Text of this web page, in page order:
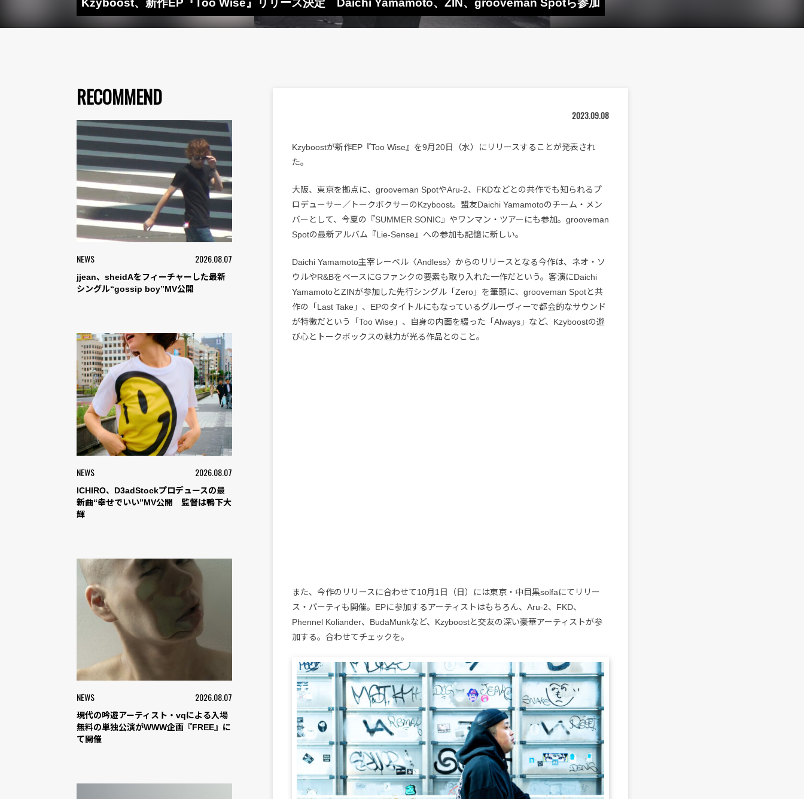
Kzyboost、新作EP『Too Wise』リリース決定 Daichi Yamamoto、ZIN、grooveman Spotら参加
RECOMMEND
NEWS 2026.08.07
jjean、sheidAをフィーチャーした最新
シングル“gossip boy”MV公開
NEWS 2026.08.07
ICHIRO、D3adStockプロデュースの最
新曲“幸せでいい”MV公開 監督は鴨下大
輝
NEWS 2026.08.07
現代の吟遊アーティスト・vqによる入場
無料の単独公演がWWW企画『FREE』に
て開催
2023.09.08
Kzyboostが新作EP『Too Wise』を9月20日（水）にリリースすることが発表され
た。
大阪、東京を拠点に、grooveman SpotやAru-2、FKDなどとの共作でも知られるプ
ロデューサー／トークボクサーのKzyboost。盟友Daichi Yamamotoのチーム・メン
バーとして、今夏の『SUMMER SONIC』やワンマン・ツアーにも参加。grooveman
Spotの最新アルバム『Lie-Sense』への参加も記憶に新しい。
Daichi Yamamoto主宰レーベル〈Andless〉からのリリースとなる今作は、ネオ・ソ
ウルやR&BをベースにGファンクの要素も取り入れた一作だという。客演にDaichi
YamamotoとZINが参加した先行シングル「Zero」を筆頭に、grooveman Spotと共
作の「Last Take」、EPのタイトルにもなっているグルーヴィーで都会的なサウンド
が特徴だという「Too Wise」、自身の内面を綴った「Always」など、Kzyboostの遊
び心とトークボックスの魅力が光る作品とのこと。
また、今作のリリースに合わせて10月1日（日）には東京・中目黒solfaにてリリー
ス・パーティも開催。EPに参加するアーティストはもちろん、Aru-2、FKD、
Phennel Koliander、BudaMunkなど、Kzyboostと交友の深い豪華アーティストが参
加する。合わせてチェックを。